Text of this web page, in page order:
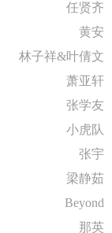
任贤齐
黄安
林子祥&叶倩文
萧亚轩
张学友
小虎队
张宇
梁静茹
Beyond
那英